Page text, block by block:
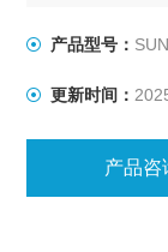
程的加热及冷
产品型号：
更新时间：
产品咨